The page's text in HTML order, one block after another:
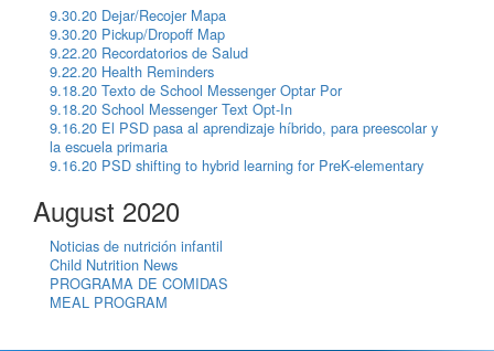
9.30.20 Dejar/Recojer Mapa
9.30.20 Pickup/Dropoff Map
9.22.20 Recordatorios de Salud
9.22.20 Health Reminders
9.18.20 Texto de School Messenger Optar Por
9.18.20 School Messenger Text Opt-In
9.16.20 El PSD pasa al aprendizaje híbrido, para preescolar y
la escuela primaria
9.16.20 PSD shifting to hybrid learning for PreK-elementary
August 2020
Noticias de nutrición infantil
Child Nutrition News
PROGRAMA DE COMIDAS
MEAL PROGRAM